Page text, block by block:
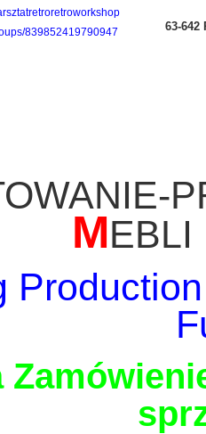
839852419790947
63-642
MEBLI